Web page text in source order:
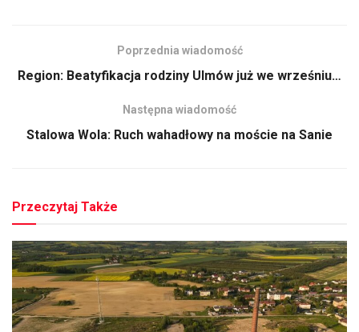
Poprzednia wiadomość
Region: Beatyfikacja rodziny Ulmów już we wrześniu…
Następna wiadomość
Stalowa Wola: Ruch wahadłowy na moście na Sanie
Przeczytaj Także